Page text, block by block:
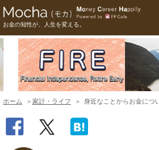
お金の知性が、人生を変える。
ホーム 家計・ライフ 身近なことからお金に